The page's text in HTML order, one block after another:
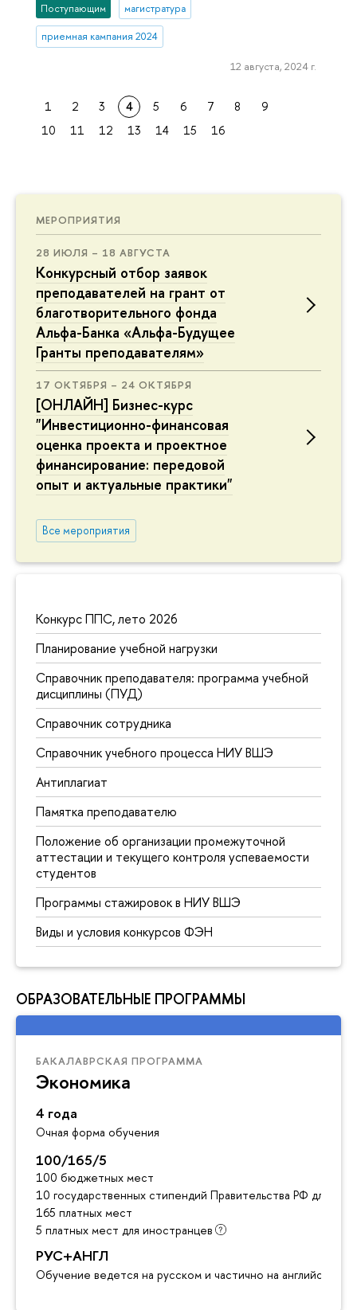
МЕРОПРИЯТИЯ
28 ИЮЛЯ – 18 АВГУСТА
Конкурсный отбор заявок
преподавателей на грант от
благотворительного фонда
Альфа-Банка «Альфа-Будущее
Гранты преподавателям»
17 ОКТЯБРЯ – 24 ОКТЯБРЯ
[ОНЛАЙН] Бизнес-курс
"Инвестиционно-финансовая
оценка проекта и проектное
финансирование: передовой
опыт и актуальные практики"
Все мероприятия
Конкурс ППС, лето 2026
Планирование учебной нагрузки
Справочник преподавателя: программа учебной
дисциплины (ПУД)
Справочник сотрудника
Справочник учебного процесса НИУ ВШЭ
Антиплагиат
Памятка преподавателю
Положение об организации промежуточной
аттестации и текущего контроля успеваемости
студентов
Программы стажировок в НИУ ВШЭ
Виды и условия конкурсов ФЭН
ОБРАЗОВАТЕЛЬНЫЕ ПРОГРАММЫ
БАКАЛАВРСКАЯ ПРОГРАММА
Экономика
4 года
Очная форма обучения
100/165/5
100 бюджетных мест
10 государственных стипендий Правительства РФ для
165 платных мест
5 платных мест для иностранцев
РУС+АНГЛ
Обучение ведется на русском и частично на английском
Поступающим магистратура
приемная кампания 2024
12 августа, 2024 г.
1 2 3 4 5 6 7 8
9
10
11 12 13 14 15 16